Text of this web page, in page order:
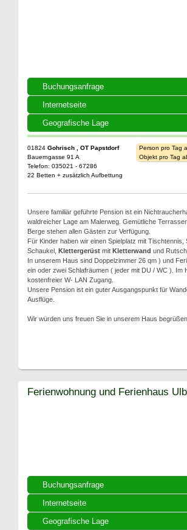
Buchungsanfrage
Internetseite
Geografische Lage
01824 Gohrisch , OT Papstdorf
Bauerngasse 91 A
Telefon: 035021 - 67286
22 Betten + zusätzlich Aufbettung
Person pro Tag
Objekt pro Tag
Unsere familiär geführte Pension ist ein
waldreicher Lage am Malerweg. Gemütliche
Berge stehen allen Gästen zur Verfügung.
Für Kinder haben wir einen Spielplatz mit Tischtennis,
Schaukel, Klettergerüst mit Kletterwand und
In unserem Haus sind Doppelzimmer 26 qm ) und
ein oder zwei Schlafräumen ( jeder mit DU / WC ). Im
kostenfreier W- LAN Zugang.
Unsere Pension ist ein guter Ausgangspunkt für
Ausflüge.
Wir würden uns freuen Sie in unserem Haus
Buchungsanfrage
Internetseite
Geografische Lage
Ferienwohnung und Ferienhaus